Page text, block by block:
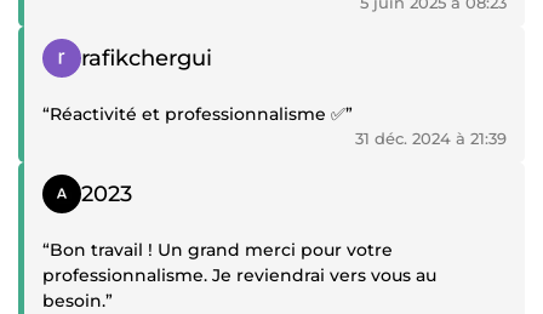
Témoignage positif
rafikchergui
“Réactivité et professionnalisme ✅”
31 déc. 2024 à 21:39
Témoignage positif
2023
“Bon travail ! Un grand merci pour votre
professionnalisme. Je reviendrai vers vous au
besoin.”